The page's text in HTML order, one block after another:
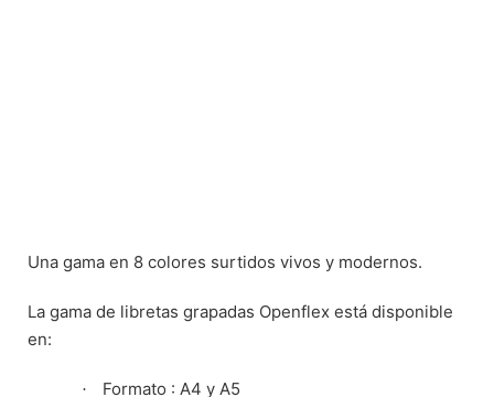
Una gama en 8 colores surtidos vivos y modernos.
La gama de libretas grapadas Openflex está disponible
en:
· Formato : A4 y A5